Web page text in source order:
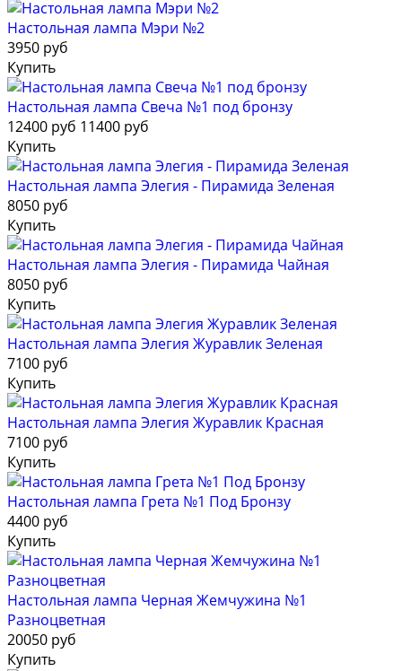
Настольная лампа Мэри №2
3950 руб
Купить
Настольная лампа Свеча №1 под бронзу
12400 руб 11400 руб
Купить
Настольная лампа Элегия - Пирамида Зеленая
8050 руб
Купить
Настольная лампа Элегия - Пирамида Чайная
8050 руб
Купить
Настольная лампа Элегия Журавлик Зеленая
7100 руб
Купить
Настольная лампа Элегия Журавлик Красная
7100 руб
Купить
Настольная лампа Грета №1 Под Бронзу
4400 руб
Купить
Настольная лампа Черная Жемчужина №1
Разноцветная
20050 руб
Купить